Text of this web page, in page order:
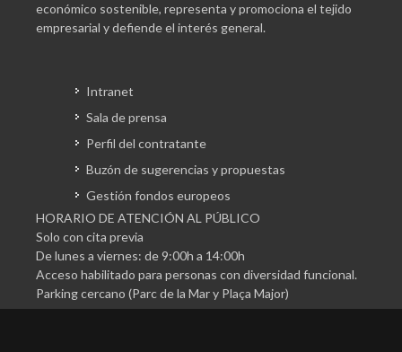
económico sostenible, representa y promociona el tejido
empresarial y defiende el interés general.
Intranet
Sala de prensa
Perfil del contratante
Buzón de sugerencias y propuestas
Gestión fondos europeos
HORARIO DE ATENCIÓN AL PÚBLICO
Solo con cita previa
De lunes a viernes: de 9:00h a 14:00h
Acceso habilitado para personas con diversidad funcional.
Parking cercano (Parc de la Mar y Plaça Major)